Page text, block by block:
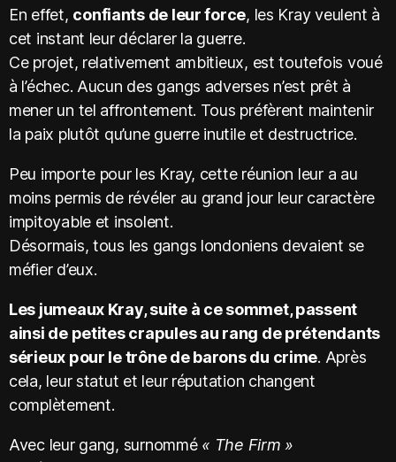
En effet, confiants de leur force, les Kray veulent à
cet instant leur déclarer la guerre.
Ce projet, relativement ambitieux, est toutefois voué
à l’échec. Aucun des gangs adverses n’est prêt à
mener un tel affrontement. Tous préfèrent maintenir
la paix plutôt qu’une guerre inutile et destructrice.
Peu importe pour les Kray, cette réunion leur a au
moins permis de révéler au grand jour leur caractère
impitoyable et insolent.
Désormais, tous les gangs londoniens devaient se
méfier d’eux.
Les jumeaux Kray, suite à ce sommet, passent
ainsi de petites crapules au rang de prétendants
sérieux pour le trône de barons du crime. Après
cela, leur statut et leur réputation changent
complètement.
Avec leur gang, surnommé « The Firm »